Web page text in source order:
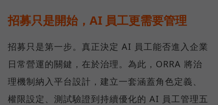
招募只是開始，AI 員工更需要管理
招募只是第一步。真正決定 AI 員工能否進入企業
日常營運的關鍵，在於治理。為此，ORRA 將治
理機制納入平台設計，建立一套涵蓋角色定義、
權限設定、測試驗證到持續優化的 AI 員工管理五